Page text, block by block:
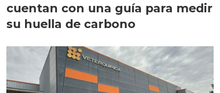
cuentan con una guía para medir
su huella de carbono